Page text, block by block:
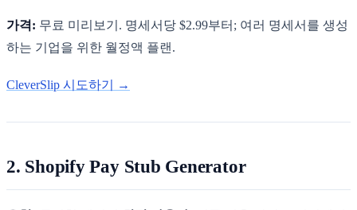
가격: 무료 미리보기. 명세서당 $2.99부터; 여러 명세서를 생성
하는 기업을 위한 월정액 플랜.
CleverSlip 시도하기 →
2. Shopify Pay Stub Generator